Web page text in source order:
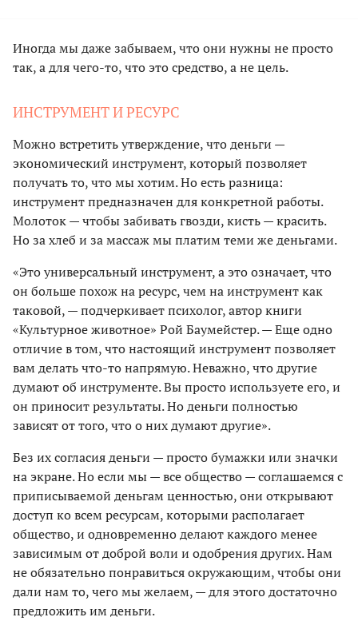
Иногда мы даже забываем, что они нужны не просто
так, а для чего-то, что это средство, а не цель.
ИНСТРУМЕНТ И РЕСУРС
Можно встретить утверждение, что деньги —
экономический инструмент, который позволяет
получать то, что мы хотим. Но есть разница:
инструмент предназначен для конкретной работы.
Молоток — чтобы забивать гвозди, кисть — красить.
Но за хлеб и за массаж мы платим теми же деньгами.
«Это универсальный инструмент, а это означает, что
он больше похож на ресурс, чем на инструмент как
таковой, — подчеркивает психолог, автор книги
«Культурное животное» Рой Баумейстер. — Еще одно
отличие в том, что настоящий инструмент позволяет
вам делать что-то напрямую. Неважно, что другие
думают об инструменте. Вы просто используете его, и
он приносит результаты. Но деньги полностью
зависят от того, что о них думают другие».
Без их согласия деньги — просто бумажки или значки
на экране. Но если мы — все общество — соглашаемся с
приписываемой деньгам ценностью, они открывают
доступ ко всем ресурсам, которыми располагает
общество, и одновременно делают каждого менее
зависимым от доброй воли и одобрения других. Нам
не обязательно понравиться окружающим, чтобы они
дали нам то, чего мы желаем, — для этого достаточно
предложить им деньги.